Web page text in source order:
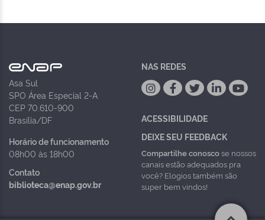
Asa Sul
SPO Área Especial 2-A
CEP 70.610-900
Brasília/DF
Horário de funcionamento
08h00 às 18h00
Contato
biblioteca@enap.gov.br
NAS REDES
ACESSIBILIDADE
DEIXE SEU FEEDBACK
Compartilhe conoscose nossos
canais estão adequados pra
você? Elogios também são
super bem vindos!